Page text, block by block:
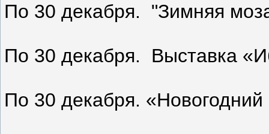
По 30 декабря. "Зимняя
По 30 декабря. Выставка
По 30 декабря. «Новогодний